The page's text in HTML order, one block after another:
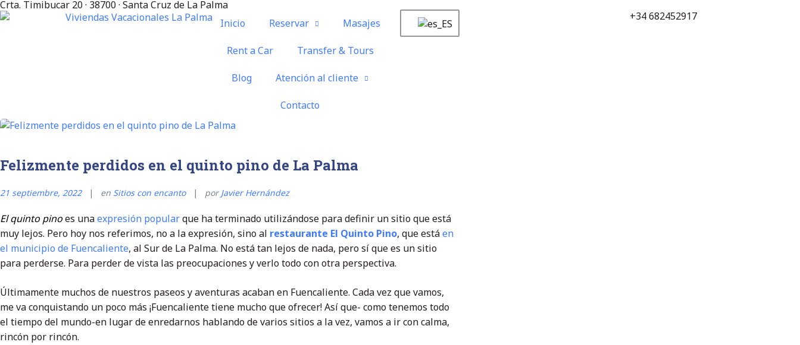
Crta. Timibucar 20 · 38700 · Santa Cruz de La Palma
Inicio
Reservar Masajes
Rent a Car Transfer & Tours
Blog Atención al cliente
Contacto
+34 682452917
Felizmente perdidos en el quinto pino de La Palma
21 septiembre, 2022 en Sitios con encanto porJavier Hernández
El quinto pinoes unaexpresión popularque ha terminado utilizándose para definir un sitio que está
muy lejos. Pero hoy nos referimos, no a la expresión, sino al restaurante El Quinto Pino, que estáen
el municipio de Fuencaliente, al Sur de La Palma. No está tan lejos de nada, pero sí que es un sitio
para perderse. Para perder de vista las preocupaciones y verlo todo con otra perspectiva.
Últimamente muchos de nuestros paseos y aventuras acaban en Fuencaliente. Cada vez que vamos,
me va conquistando un poco más ¡Fuencaliente tiene mucho que ofrecer! Así que- como tenemos todo
el tiempo del mundo-en lugar de enredarnos hablando de varios sitios a la vez, vamos a ir con calma,
rincón por rincón.